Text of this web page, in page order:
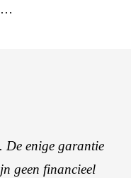
De enige garantie
geen financieel